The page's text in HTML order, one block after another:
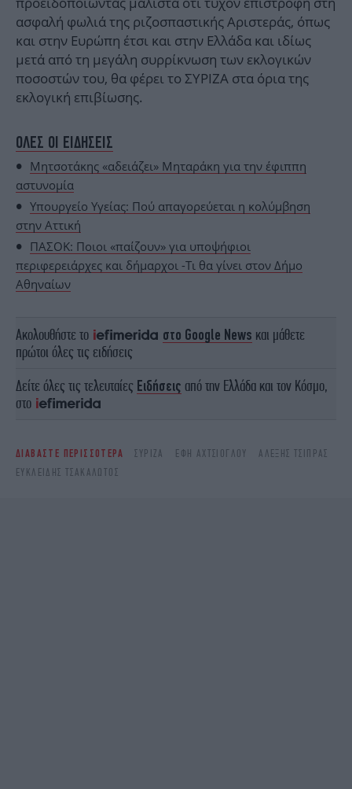
ασφαλή φωλιά της ριζοσπαστικής Αριστεράς, όπως
και στην Ευρώπη έτσι και στην Ελλάδα και ιδίως
μετά από τη μεγάλη συρρίκνωση των εκλογικών
ποσοστών του, θα φέρει το ΣΥΡΙΖΑ στα όρια της
εκλογική επιβίωσης.
ΟΛΕΣ ΟΙ ΕΙΔΗΣΕΙΣ
Μητσοτάκης «αδειάζει» Μηταράκη για την έφιππη
αστυνομία
Υπουργείο Υγείας: Πού απαγορεύεται η κολύμβηση
στην Αττική
ΠΑΣΟΚ: Ποιοι «παίζουν» για υποψήφιοι
περιφερειάρχες και δήμαρχοι -Τι θα γίνει στον Δήμο
Αθηναίων
Ακολουθήστε το στο Google News και μάθετε
πρώτοι όλες τις ειδήσεις
Δείτε όλες τις τελευταίες Ειδήσεις από την Ελλάδα και τον Κόσμο,
στο
ΔΙΑΒΑΣΤΕ ΠΕΡΙΣΣΟΤΕΡΑ ΣΥΡΙΖΑ ΕΦΗ ΑΧΤΣΙΌΓΛΟΥ
ΑΛΈΞΗΣ ΤΣΊΠΡΑΣ
ΕΥΚΛΕΊΔΗΣ ΤΣΑΚΑΛΏΤΟΣ